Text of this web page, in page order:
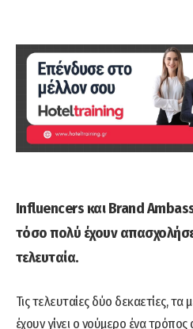
Influencers και Brand
τόσο πολύ έχουν
τελευταία.
Τις τελευταίες δύο δεκαετίες, τα
έχουν γίνει ο νούμερο ένα